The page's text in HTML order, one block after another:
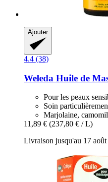
Ajouter
4.4 (38)
Weleda Huile de
Pour les peaux
Soin
Marjolaine,
11,89 € (237,80 € / L)
Livraison jusqu'au 17 août